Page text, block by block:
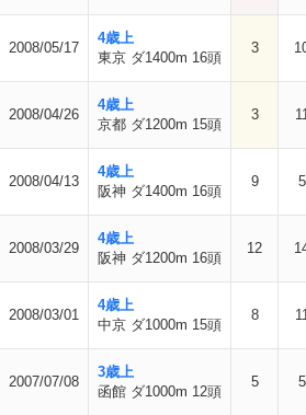
2008/05/17
4歳上
東京 ダ1400m 16頭
3
2008/04/26
4歳上
京都 ダ1200m 15頭
3
2008/04/13
4歳上
阪神 ダ1400m 16頭
9 5
2008/03/29
4歳上
阪神 ダ1200m 16頭
12
2008/03/01
4歳上
中京 ダ1000m 15頭
8
2007/07/08
3歳上
函館 ダ1000m 12頭
5 5